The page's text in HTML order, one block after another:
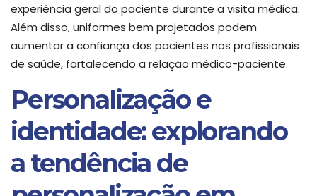
experiência geral do paciente durante a visita médica.
Além disso, uniformes bem projetados podem
aumentar a confiança dos pacientes nos profissionais
de saúde, fortalecendo a relação médico-paciente.
Personalização e
identidade: explorando
a tendência de